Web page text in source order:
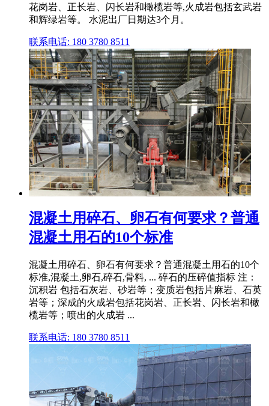
花岗岩、正长岩、闪长岩和橄榄岩等,火成岩包括玄武岩
和辉绿岩等。 水泥出厂日期达3个月。
联系电话: 180 3780 8511
混凝土用碎石、卵石有何要求？普通
混凝土用石的10个标准
混凝土用碎石、卵石有何要求？普通混凝土用石的10个
标准,混凝土,卵石,碎石,骨料, ... 碎石的压碎值指标 注：
沉积岩 包括石灰岩、砂岩等；变质岩包括片麻岩、石英
岩等；深成的火成岩包括花岗岩、正长岩、闪长岩和橄
榄岩等；喷出的火成岩 ...
联系电话: 180 3780 8511